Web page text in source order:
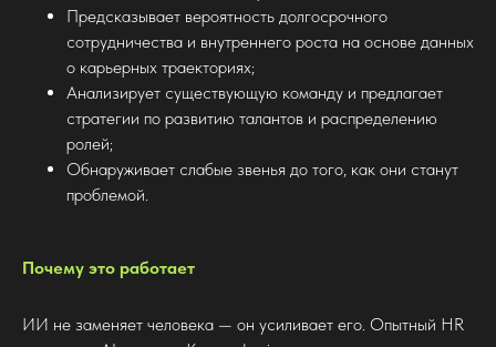
Предсказывает вероятность долгосрочного
сотрудничества и внутреннего роста на основе данных
о карьерных траекториях;
Анализирует существующую команду и предлагает
стратегии по развитию талантов и распределению
ролей;
Обнаруживает слабые звенья до того, как они станут
проблемой.
Почему это работает
ИИ не заменяет человека — он усиливает его. Опытный HR